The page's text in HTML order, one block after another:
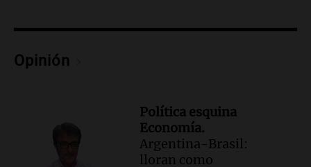
Audio.Estudiantes de Italia realizan
enriquecer su formación educativa
La Universidad de Milán y su
colaboración con la municipalidad para
la educación y parques
Opinión
Política esquina
Economía.
Argentina-Brasil:
lloran como